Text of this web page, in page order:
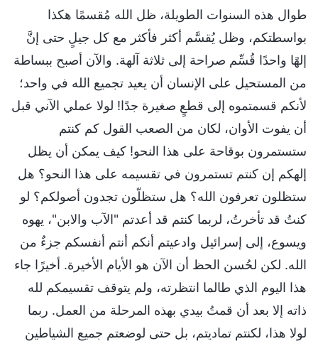
طوال هذه السنوات الطويلة، ظل الله مُقسمًا هكذا
بواسطتكم، وظل يُقسَّم أكثر فأكثر مع كل جيلٍ حتى إنَّ
إلهًا واحدًا قُسِّم صراحة إلى ثلاثة آلهة. والآن أصبح ببساطة
من المستحيل على الإنسان أن يعيد تجميع الله في واحد؛
لأنكم قسمتموه إلى قطعٍ صغيرة جدًا! لولا عملي الآني قبل
أن يفوت الأوان، لكان من الصعب القول كم كنتم
ستستمرون بوقاحة على هذا النحو! كيف يمكن أن يظل
إلهكم إن كنتم تستمرون في تقسيمه على هذا النحو؟ هل
ستظلون تعرفون الله؟ هل ستظلّون تجدون أصولكم؟ لو
كنتُ قد تأخرتُ، لربما كنتم قد أعدتم "الآب والابن"، يهوه
ويسوع، إلى إسرائيل وادعيتم أنكم أنتم أنفسكم جزءٌ من
الله. لكن لحُسن الحظ أن الآن هو الأيام الأخيرة. أخيرًا جاء
هذا اليوم الذي طالما انتظرته، ولم يتوقف تقسيمكم لله
ذاته إلا بعد أن قمتُ بيدي بهذه المرحلة من العمل. ربما
لولا هذا، لكنتم تماديتم، بل حتى لوضعتم جميع الشياطين